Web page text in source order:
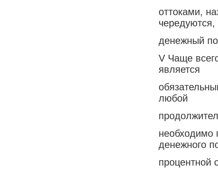
оттоками,
чередуются,
денежный
V Чаще
является
любой
необходимо
денежного
процентной